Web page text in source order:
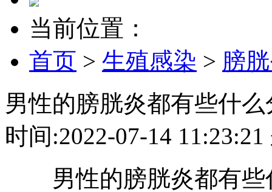
当前位置：
首页 > 生殖感染 > 膀
男性的膀胱炎都有些什么
时间:2022-07-14
男性的膀胱炎都有些